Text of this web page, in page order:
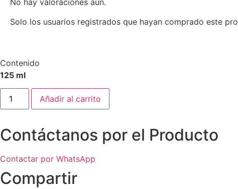
No hay valoraciones aún.
Solo los usuarios registrados que hayan comprado este
Contenido
125 ml
Issey
Miyake
L'Eau
Ml
EDT
50
Ml
Gel
+
Añadir al carrito
Contáctanos por el Producto
Contactar por WhatsApp
Compartir